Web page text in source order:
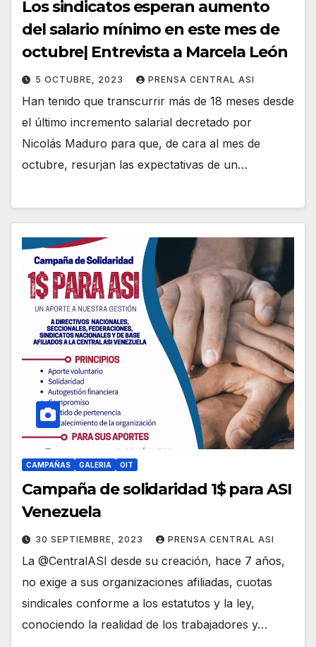
Los sindicatos esperan aumento
del salario mínimo en este mes de
octubre| Entrevista a Marcela León
5 OCTUBRE, 2023 PRENSA CENTRAL ASI
Han tenido que transcurrir más de 18 meses desde
el último incremento salarial decretado por
Nicolás Maduro para que, de cara al mes de
octubre, resurjan las expectativas de un…
CAMPAÑAS GALERIA OIT
Campaña de solidaridad 1$ para ASI
Venezuela
30 SEPTIEMBRE, 2023 PRENSA CENTRAL ASI
La @CentralASI desde su creación, hace 7 años,
no exige a sus organizaciones afiliadas, cuotas
sindicales conforme a los estatutos y la ley,
conociendo la realidad de los trabajadores y…